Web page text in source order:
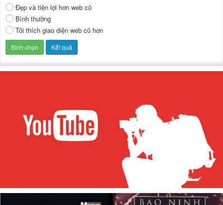
Đẹp và tiện lợi hơn web cũ
Bình thường
Tôi thích giao diện web cũ hơn